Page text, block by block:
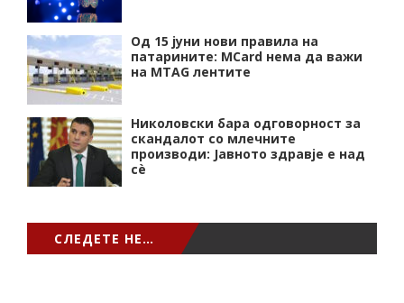
Од 15 јуни нови правила на
патарините: MCard нема да важи
на MTAG лентите
Николовски бара одговорност за
скандалот со млечните
производи: Јавното здравје е над
сѐ
СЛЕДЕТЕ НЕ…